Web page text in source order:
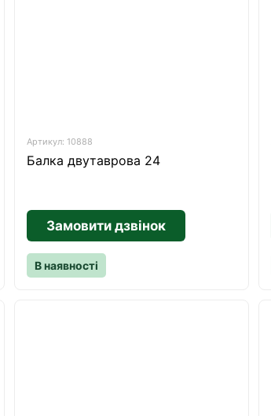
Артикул: 10888
Балка двутаврова 24
Замовити дзвінок
В наявності